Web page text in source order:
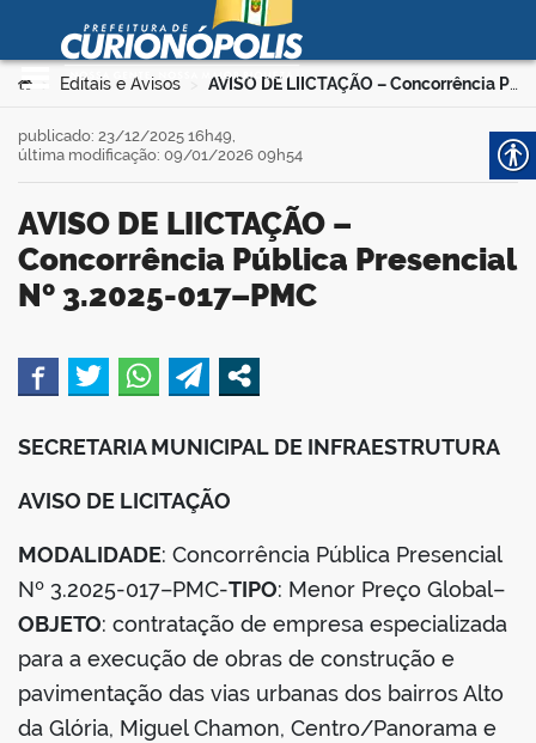
Ir para o conteúdo
Prefeitura Municipal de
Curionópolis
Você está aqui:
Editais e Avisos > AVISO DE LIICTAÇÃO – Concorrência Pública Presencial Nº 3.2025-017–PMC
AVISO DE LIICTAÇÃO –
Concorrência Pública Presencial
Nº 3.2025-017–PMC
publicado: 23/12/2025 16h49,
última modificação: 09/01/2026 09h54
SECRETARIA MUNICIPAL DE INFRAESTRUTURA
AVISO DE LICITAÇÃO
MODALIDADE: Concorrência Pública Presencial
Nº 3.2025-017–PMC-TIPO: Menor Preço Global–
OBJETO: contratação de empresa especializada
para a execução de obras de construção e
pavimentação das vias urbanas dos bairros Alto
da Glória, Miguel Chamon, Centro/Panorama e